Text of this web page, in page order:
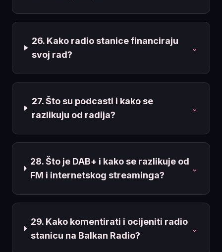
26. Kako radio stanice financiraju
svoj rad?
⌄
27. Što su podcasti i kako se
razlikuju od radija?
⌄
28. Što je DAB+ i kako se razlikuje od
FM i internetskog streaminga?
⌄
29. Kako komentirati i ocijeniti radio
stanicu na Balkan Radio?
⌄